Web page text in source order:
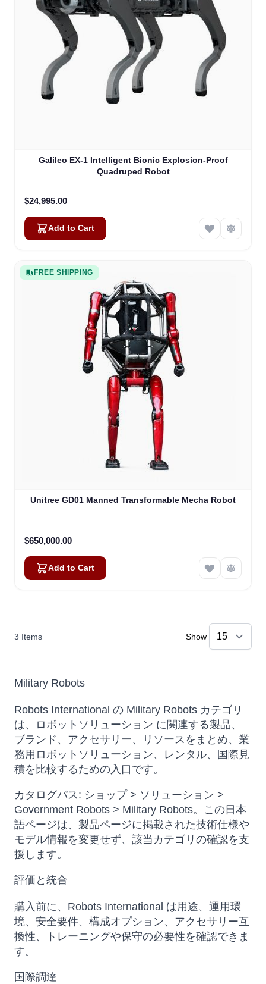
Galileo EX-1 Intelligent Bionic Explosion-Proof
Quadruped Robot
$24,995.00
Add to Cart
FREE SHIPPING
Unitree GD01 Manned Transformable Mecha Robot
$650,000.00
Add to Cart
3 Items Show
Military Robots
Robots International の Military Robots カテゴリ
は、ロボットソリューション に関連する製品、
ブランド、アクセサリー、リソースをまとめ、業
務用ロボットソリューション、レンタル、国際見
積を比較するための入口です。
カタログパス: ショップ > ソリューション >
Government Robots > Military Robots。この日本
語ページは、製品ページに掲載された技術仕様や
モデル情報を変更せず、該当カテゴリの確認を支
援します。
評価と統合
購入前に、Robots International は用途、運用環
境、安全要件、構成オプション、アクセサリー互
換性、トレーニングや保守の必要性を確認できま
す。
国際調達